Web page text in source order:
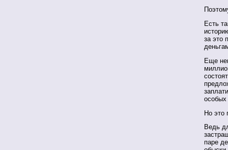
Есть
за это
Еще
особых
Но это
Ведь
паре